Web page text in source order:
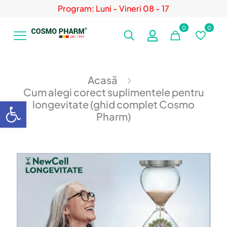
Program: Luni - Vineri 08 - 17
0 0
Acasă
Cum alegi corect suplimentele pentru
longevitate (ghid complet Cosmo
Pharm)
Deschide bara de unelte